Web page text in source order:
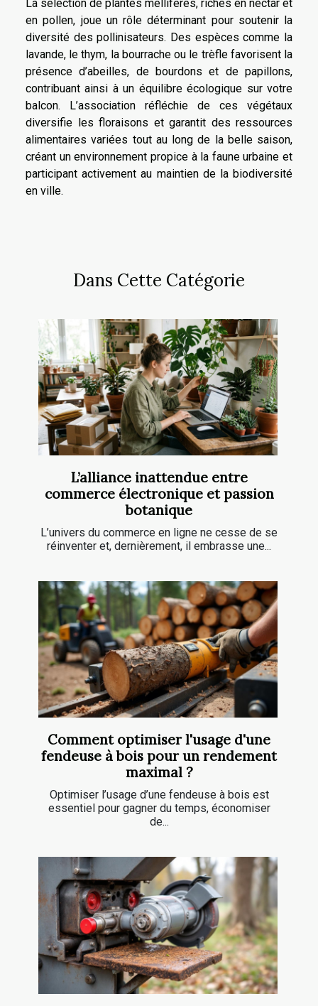
La sélection de plantes mellifères, riches en nectar et
en pollen, joue un rôle déterminant pour soutenir la
diversité des pollinisateurs. Des espèces comme la
lavande, le thym, la bourrache ou le trèfle favorisent la
présence d’abeilles, de bourdons et de papillons,
contribuant ainsi à un équilibre écologique sur votre
balcon. L’association réfléchie de ces végétaux
diversifie les floraisons et garantit des ressources
alimentaires variées tout au long de la belle saison,
créant un environnement propice à la faune urbaine et
participant activement au maintien de la biodiversité
en ville.
Dans Cette Catégorie
L’alliance inattendue entre
commerce électronique et passion
botanique
L’univers du commerce en ligne ne cesse de se
réinventer et, dernièrement, il embrasse une...
Comment optimiser l'usage d'une
fendeuse à bois pour un rendement
maximal ?
Optimiser l’usage d’une fendeuse à bois est
essentiel pour gagner du temps, économiser
de...